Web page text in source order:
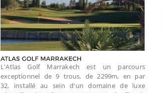
L'Atlas Golf Marrakech est un parcours
exceptionnel de 9 trous, de 2299m, en par
32, installé au sein d'un domaine de luxe